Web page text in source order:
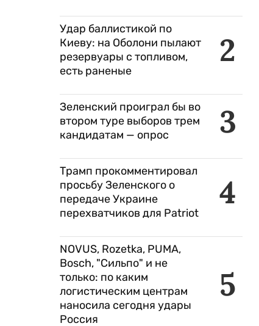
2
Удар баллистикой по
Киеву: на Оболони пылают
резервуары с топливом,
есть раненые
3
Зеленский проиграл бы во
втором туре выборов трем
кандидатам — опрос
4
Трамп прокомментировал
просьбу Зеленского о
передаче Украине
перехватчиков для Patriot
5
NOVUS, Rozetka, PUMA,
Bosch, "Сильпо" и не
только: по каким
логистическим центрам
наносила сегодня удары
Россия